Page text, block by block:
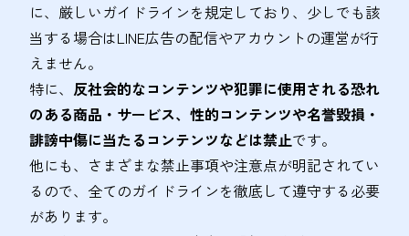
に、厳しいガイドラインを規定しており、少しでも該
当する場合はLINE広告の配信やアカウントの運営が行
えません。
特に、 反社会的なコンテンツや犯罪に使用される恐れ
のある商品・サービス、性的コンテンツや名誉毀損・
誹謗中傷に当たるコンテンツなどは禁止です。
他にも、さまざまな禁止事項や注意点が明記されてい
るので、全てのガイドラインを徹底して遵守する必要
があります。